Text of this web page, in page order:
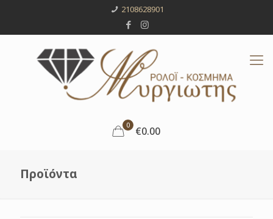
2108628901
0 €0.00
Προϊόντα